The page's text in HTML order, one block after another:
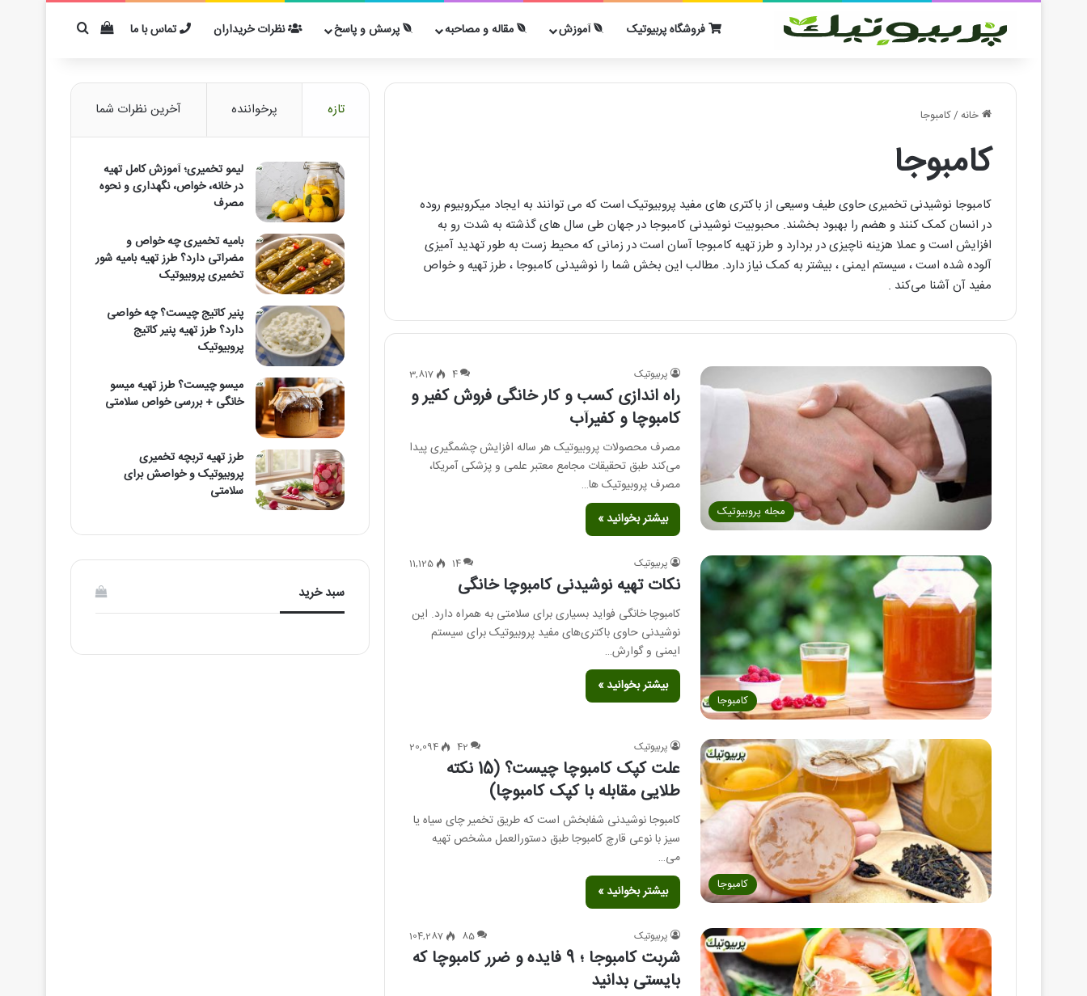
فروشگاه پربیوتیک آموزش مقاله و مصاحبه پرسش و پاسخ نظرات خریداران تماس با ما دیدن سبد خرید
برای مثال: کفیر
خانه/کامبوجا
کامبوجا
کامبوجا نوشیدنی تخمیری حاوی طیف وسیعی از باکتری های مفید پروبیوتیک است که می توانند به ایجاد میکروبیوم روده
در انسان کمک کنند و هضم را بهبود بخشند. محبوبیت نوشیدنی کامبوجا در جهان طی سال های گذشته به شدت رو به
افزایش است و عملا هزینه ناچیزی در بردارد و طرز تهیه کامبوجا آسان است در زمانی که محیط زست به طور تهدید آمیزی
آلوده شده است ، سیستم ایمنی ، بیشتر به کمک نیاز دارد. مطالب این بخش شما را نوشیدنی کامبوجا ، طرز تهیه و خواص
مفید آن آشنا می‌کند .
مجله پروبیوتیک
پربیوتیک 4
3,817
راه اندازی کسب و کار خانگی فروش کفیر و
کامبوچا و کفیرآب
مصرف محصولات پروبیوتیک هر ساله افزایش چشمگیری پیدا
می‌کند طبق تحقیقات مجامع معتبر علمی و پزشکی آمریکا،
مصرف پروبیوتیک ها…
بیشتر بخوانید »
کامبوجا
پربیوتیک 14
11,125
نکات تهیه نوشیدنی کامبوچا خانگی
کامبوچا خانگی فواید بسیاری برای سلامتی به همراه دارد. این
نوشیدنی حاوی باکتری‌های مفید پروبیوتیک برای سیستم
ایمنی و گوارش…
بیشتر بخوانید »
کامبوجا
پربیوتیک 42
20,094
علت کپک کامبوچا چیست؟ (15 نکته
طلایی مقابله با کپک کامبوچا)
کامبوجا نوشیدنی شفابخش است که طریق تخمیر چای سیاه یا
سیز با نوعی قارچ کامبوجا طبق دستورالعمل مشخص تهیه
می…
بیشتر بخوانید »
پربیوتیک 85
104,287
شربت کامبوجا ؛ 9 فایده و ضرر کامبوچا که
بایستی بدانید
تازه پرخواننده آخرین نظرات شما
لیمو تخمیری؛ آموزش کامل تهیه
در خانه، خواص، نگهداری و نحوه
مصرف
بامیه تخمیری چه خواص و
مضراتی دارد؟ طرز تهیه بامیه شور
تخمیری پروبیوتیک
پنیر کاتیج چیست؟ چه خواصی
دارد؟ طرز تهیه پنیر کاتیج
پروبیوتیک
میسو چیست؟ طرز تهیه میسو
خانگی + بررسی خواص سلامتی
طرز تهیه تربچه تخمیری
پروبیوتیک و خواصش برای
سلامتی
سبد خرید